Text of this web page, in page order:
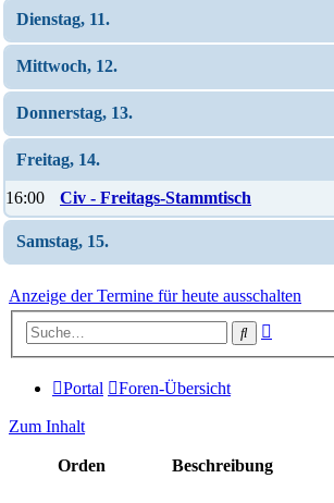
Dienstag, 11.
Mittwoch, 12.
Donnerstag, 13.
Freitag, 14.
16:00 Civ - Freitags-Stammtisch
Samstag, 15.
Anzeige der Termine für heute ausschalten
Suche
Portal Foren-Übersicht
Zum Inhalt
Orden Beschreibung